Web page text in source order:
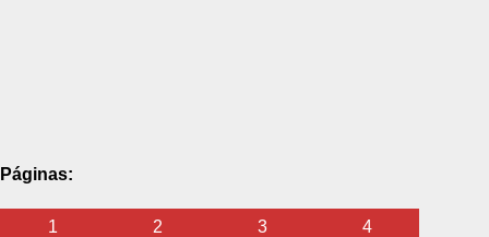
Páginas:
1 2 3
4